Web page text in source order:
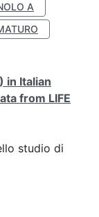
A
in Italian
from LIFE
studio di